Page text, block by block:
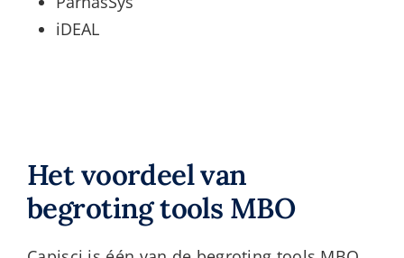
iDEAL
Het voordeel van
begroting tools MBO